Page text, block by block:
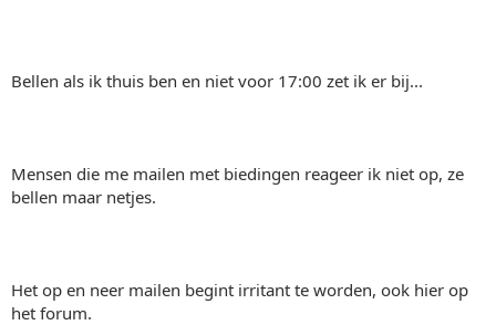
Bellen als ik thuis ben en niet voor 17:00 zet ik er bij...
Mensen die me mailen met biedingen reageer ik niet op, ze
bellen maar netjes.
Het op en neer mailen begint irritant te worden, ook hier op
het forum.